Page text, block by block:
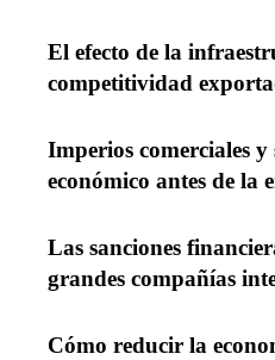
El efecto de la
competitividad
Imperios comerciales y
económico antes de la
Las sanciones
grandes compañías
Cómo reducir la